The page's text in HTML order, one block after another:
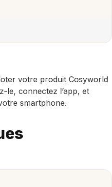
votre produit Cosyworld
le, connectez l’app, et
smartphone.